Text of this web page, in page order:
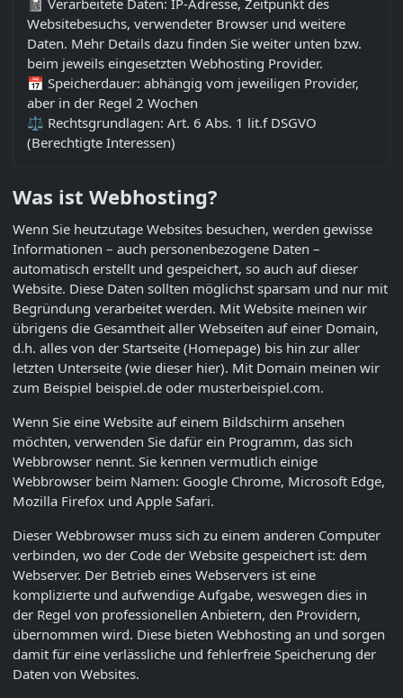
📓 Verarbeitete Daten: IP-Adresse, Zeitpunkt des
Websitebesuchs, verwendeter Browser und weitere
Daten. Mehr Details dazu finden Sie weiter unten bzw.
beim jeweils eingesetzten Webhosting Provider.
📅 Speicherdauer: abhängig vom jeweiligen Provider,
aber in der Regel 2 Wochen
⚖️ Rechtsgrundlagen: Art. 6 Abs. 1 lit.f DSGVO
(Berechtigte Interessen)
Was ist Webhosting?
Wenn Sie heutzutage Websites besuchen, werden gewisse
Informationen – auch personenbezogene Daten –
automatisch erstellt und gespeichert, so auch auf dieser
Website. Diese Daten sollten möglichst sparsam und nur mit
Begründung verarbeitet werden. Mit Website meinen wir
übrigens die Gesamtheit aller Webseiten auf einer Domain,
d.h. alles von der Startseite (Homepage) bis hin zur aller
letzten Unterseite (wie dieser hier). Mit Domain meinen wir
zum Beispiel beispiel.de oder musterbeispiel.com.
Wenn Sie eine Website auf einem Bildschirm ansehen
möchten, verwenden Sie dafür ein Programm, das sich
Webbrowser nennt. Sie kennen vermutlich einige
Webbrowser beim Namen: Google Chrome, Microsoft Edge,
Mozilla Firefox und Apple Safari.
Dieser Webbrowser muss sich zu einem anderen Computer
verbinden, wo der Code der Website gespeichert ist: dem
Webserver. Der Betrieb eines Webservers ist eine
komplizierte und aufwendige Aufgabe, weswegen dies in
der Regel von professionellen Anbietern, den Providern,
übernommen wird. Diese bieten Webhosting an und sorgen
damit für eine verlässliche und fehlerfreie Speicherung der
Daten von Websites.